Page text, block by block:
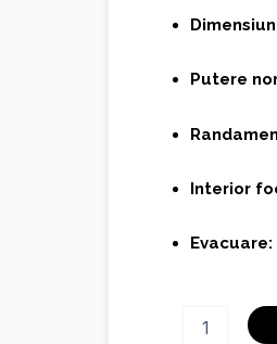
Putere
Interior
Evacuare: